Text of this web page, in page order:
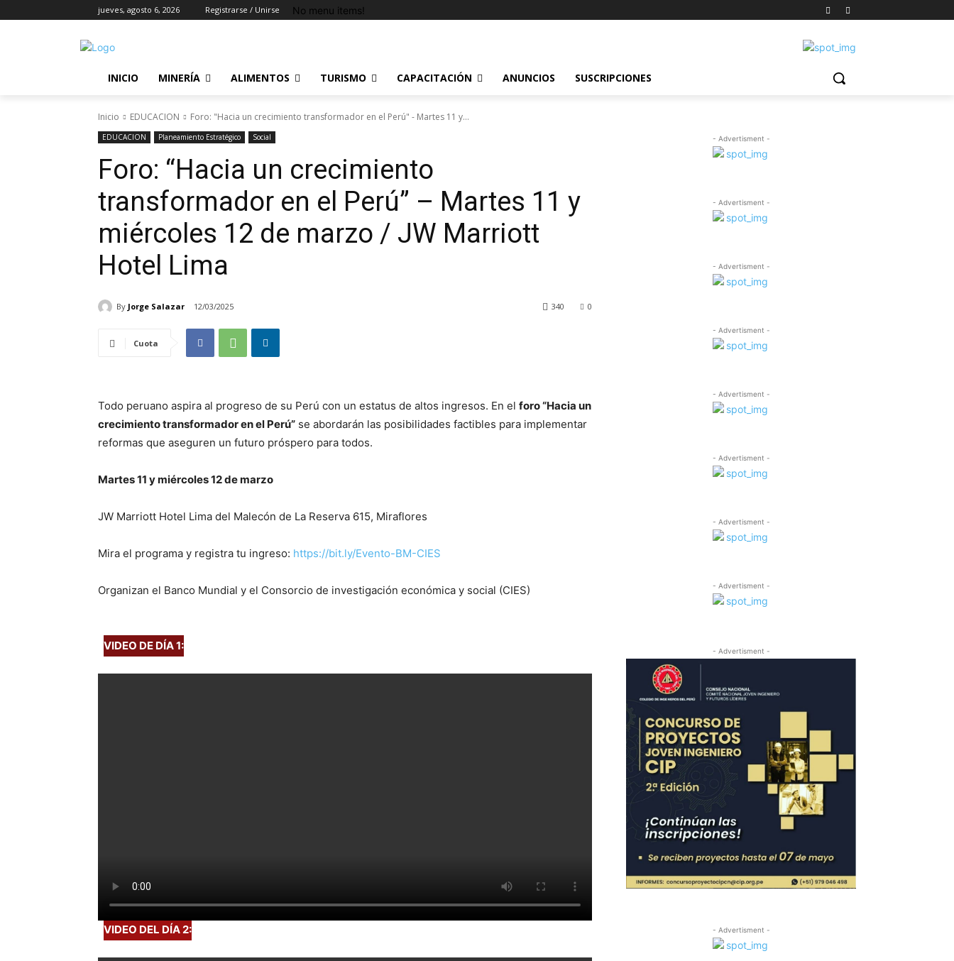
jueves, agosto 6, 2026 Registrarse / Unirse No menu items!
INICIO MINERÍA ALIMENTOS TURISMO CAPACITACIÓN ANUNCIOS SUSCRIPCIONES
Inicio EDUCACION Foro: "Hacia un crecimiento transformador en el Perú" - Martes 11 y...
EDUCACION Planeamiento Estratégico Social
Foro: “Hacia un crecimiento
transformador en el Perú” – Martes 11 y
miércoles 12 de marzo / JW Marriott
Hotel Lima
By Jorge Salazar 12/03/2025 0
340
Cuota
Todo peruano aspira al progreso de su Perú con un estatus de altos ingresos. En el foro “Hacia un
crecimiento transformador en el Perú” se abordarán las posibilidades factibles para implementar
reformas que aseguren un futuro próspero para todos.
Martes 11 y miércoles 12 de marzo
JW Marriott Hotel Lima del Malecón de La Reserva 615, Miraflores
Mira el programa y registra tu ingreso: https://bit.ly/Evento-BM-CIES
Organizan el Banco Mundial y el Consorcio de investigación económica y social (CIES)
VIDEO DE DÍA 1:
VIDEO DEL DÍA 2:
- Advertisment -
- Advertisment -
- Advertisment -
- Advertisment -
- Advertisment -
- Advertisment -
- Advertisment -
- Advertisment -
- Advertisment -
- Advertisment -